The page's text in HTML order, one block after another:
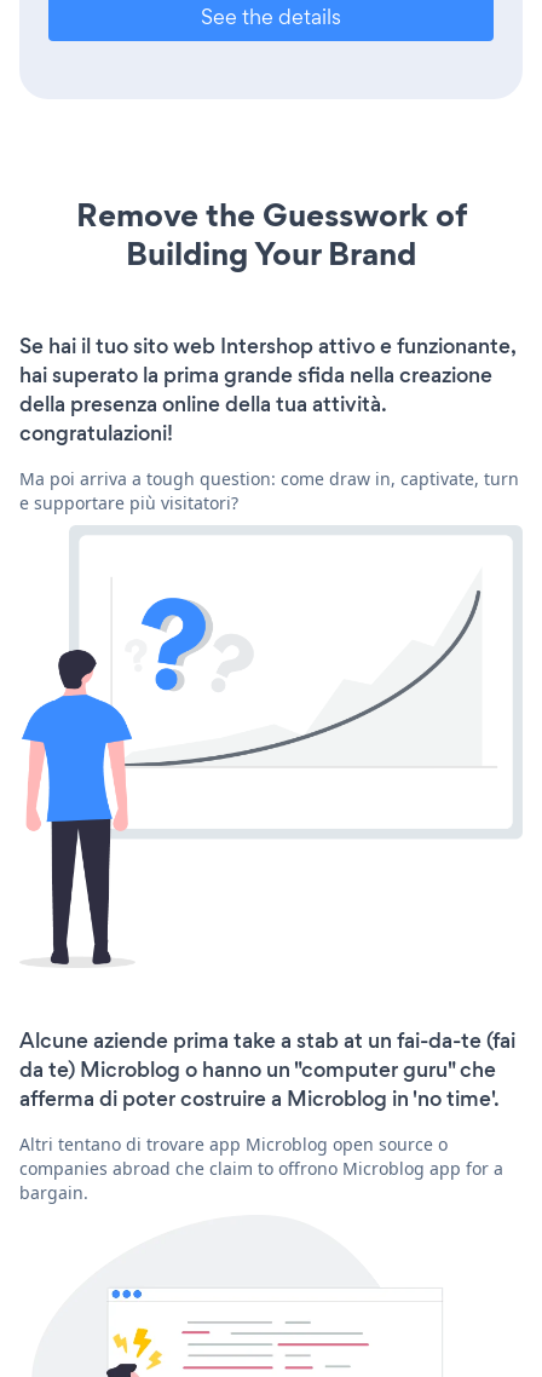
See the details
Remove the Guesswork of
Building Your Brand
Se hai il tuo sito web Intershop attivo e funzionante,
hai superato la prima grande sfida nella creazione
della presenza online della tua attività.
congratulazioni!
Ma poi arriva a tough question: come draw in, captivate, turn
e supportare più visitatori?
Alcune aziende prima take a stab at un fai-da-te (fai
da te) Microblog o hanno un "computer guru" che
afferma di poter costruire a Microblog in 'no time'.
Altri tentano di trovare app Microblog open source o
companies abroad che claim to offrono Microblog app for a
bargain.